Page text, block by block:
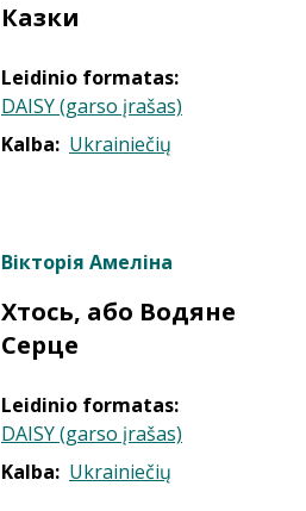
Казки
Leidinio formatas:
DAISY (garso įrašas)
Kalba: Ukrainiečių
Вікторія Амеліна
Хтось, або Водяне
Серце
Leidinio formatas:
DAISY (garso įrašas)
Kalba: Ukrainiečių